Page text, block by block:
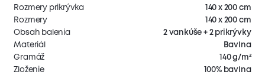
Rozmery prikrývka
140 x 200 cm
Rozmery
140 x 200 cm
Obsah balenia
2 vankúše + 2 prikrývky
Materiál
Bavlna
Gramáž
140 g/m²
Zloženie
100% bavlna